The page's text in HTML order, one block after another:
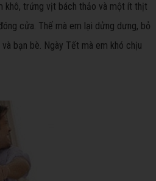
khô, trứng vịt bách thảo và một ít thịt
cửa. Thế mà em lại dửng dưng, bỏ
và bạn bè. Ngày Tết mà em khó chịu